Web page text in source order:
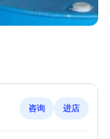
咨询 进店